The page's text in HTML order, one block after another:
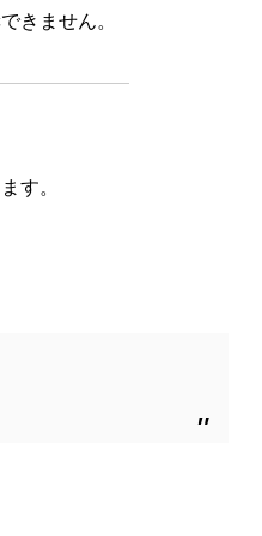
きません。
す。